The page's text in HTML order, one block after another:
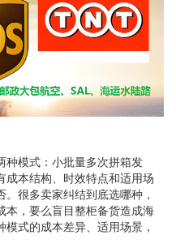
种模式：小批量多次拼箱发
本结构、时效特点和适用场
很多卖家纠结到底选哪种，
本，要么盲目整柜备货造成海
式的成本差异、适用场景，